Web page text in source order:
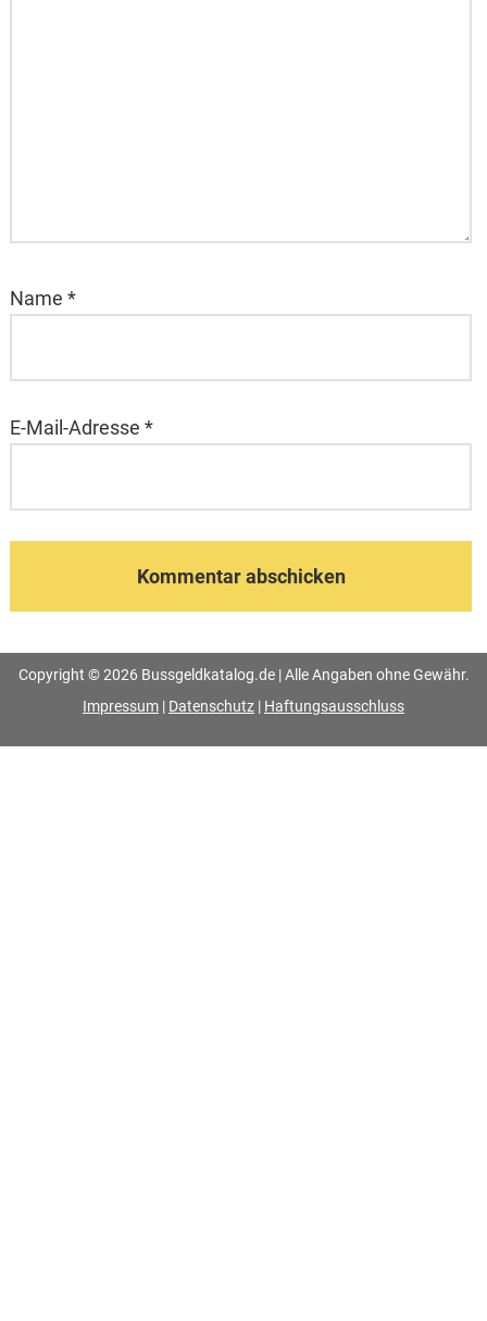
Name *
E-Mail-Adresse *
Copyright © 2026 Bussgeldkatalog.de | Alle Angaben ohne Gewähr.
Impressum | Datenschutz | Haftungsausschluss